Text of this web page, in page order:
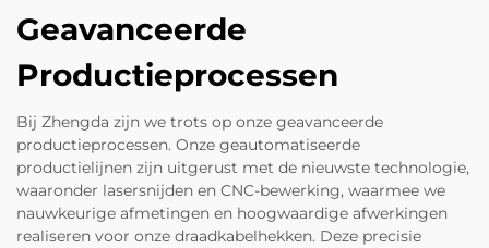
Geavanceerde
Productieprocessen
Bij Zhengda zijn we trots op onze geavanceerde
productieprocessen. Onze geautomatiseerde
productielijnen zijn uitgerust met de nieuwste technologie,
waaronder lasersnijden en CNC-bewerking, waarmee we
nauwkeurige afmetingen en hoogwaardige afwerkingen
realiseren voor onze draadkabelhekken. Deze precisie